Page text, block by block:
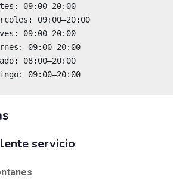
09:00–20:00
09:00–20:00
09:00–20:00
09:00–20:00
08:00–20:00
09:00–20:00
servicio